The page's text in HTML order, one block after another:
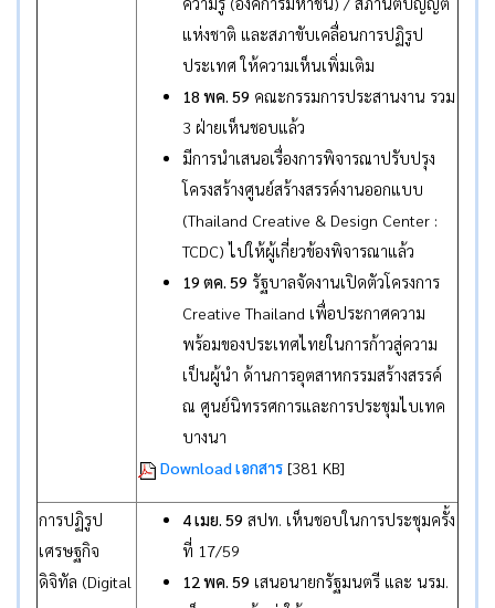
แห่งชาติ และสภาขับเคลื่อนการปฏิรูป
ประเทศ ให้ความเห็นเพิ่มเติม
18 พค. 59 คณะกรรมการประสานงาน รวม
3 ฝ่ายเห็นชอบแล้ว
มีการนำเสนอเรื่องการพิจารณาปรับปรุง
โครงสร้างศูนย์สร้างสรรค์งานออกแบบ
(Thailand Creative & Design Center :
TCDC) ไปให้ผู้เกี่ยวข้องพิจารณาแล้ว
19 ตค. 59 รัฐบาลจัดงานเปิดตัวโครงการ
Creative Thailand เพื่อประกาศความ
พร้อมของประเทศไทยในการก้าวสู่ความ
เป็นผู้นำ ด้านการอุตสาหกรรมสร้างสรรค์
ณ ศูนย์นิทรรศการและการประชุมไบเทค
บางนา
Download เอกสาร [381 KB]
การปฏิรูป
เศรษฐกิจ
ดิจิทัล (Digital
4 เมย. 59 สปท. เห็นชอบในการประชุมครั้ง
ที่ 17/59
12 พค. 59 เสนอนายกรัฐมนตรี และ นรม.